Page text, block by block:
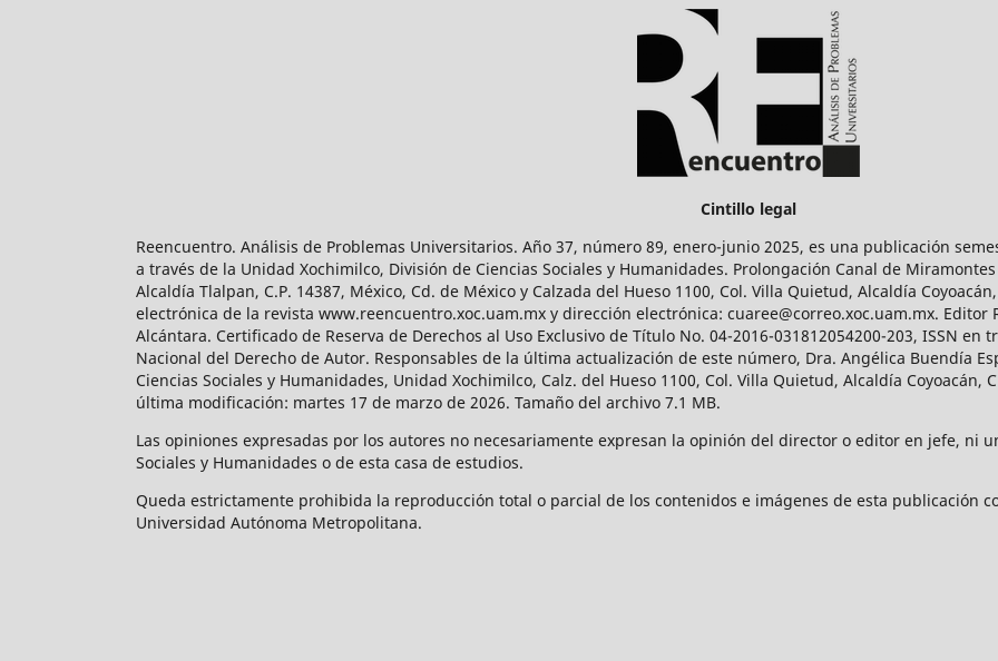
Cintillo legal
Reencuentro. Análisis de Problemas Universitarios. Año 37, número 89, enero-junio 2025, es una publicación
a través de la Unidad Xochimilco, División de Ciencias Sociales y Humanidades. Prolongación Canal de Miramontes
Alcaldía Tlalpan, C.P. 14387, México, Cd. de México y Calzada del Hueso 1100, Col. Villa Quietud, Alcaldía
electrónica de la revista www.reencuentro.xoc.uam.mx y dirección electrónica: cuaree@correo.xoc.uam.mx. Editor
Alcántara. Certificado de Reserva de Derechos al Uso Exclusivo de Título No. 04-2016-031812054200-203, ISSN
Nacional del Derecho de Autor. Responsables de la última actualización de este número, Dra. Angélica Buendía
Ciencias Sociales y Humanidades, Unidad Xochimilco, Calz. del Hueso 1100, Col. Villa Quietud, Alcaldía Coyoacán,
última modificación: martes 17 de marzo de 2026. Tamaño del archivo 7.1 MB.
Las opiniones expresadas por los autores no necesariamente expresan la opinión del director o editor en jefe, ni
Sociales y Humanidades o de esta casa de estudios.
Queda estrictamente prohibida la reproducción total o parcial de los contenidos e imágenes de esta publicación
Universidad Autónoma Metropolitana.